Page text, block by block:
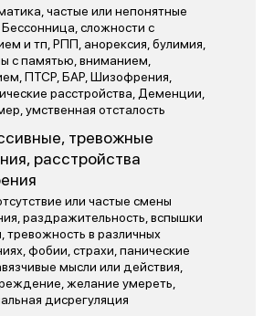
частые или непонятные
сложности с
и тп, РПП, анорексия, булимия,
с памятью, вниманием,
ПТСР, БАР, Шизофрения,
расстройства, Деменции,
умственная отсталость
тревожные
расстройства
или частые смены
раздражительность, вспышки
тревожность в различных
фобии, страхи, панические
мысли или действия,
желание умереть,
дисрегуляция